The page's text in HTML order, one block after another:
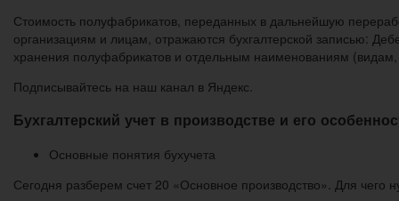
Стоимость полуфабрикатов, переданных в дальнейшую
организациям и лицам, отражаются бухгалтерской записью:
хранения полуфабрикатов и отдельным наименованиям
Подписывайтесь на наш канал в Яндекс.
Бухгалтерский учет в производстве и его
Основные понятия бухучета
Сегодня разберем счет 20 «Основное производство». Для чего